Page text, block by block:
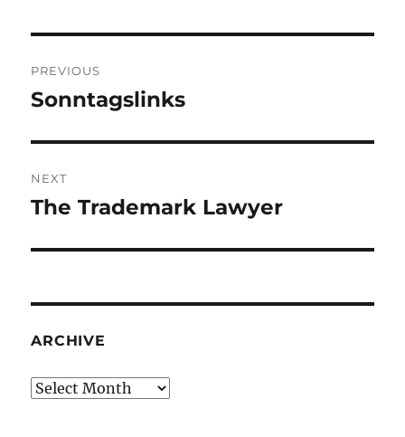
navigation
PREVIOUS
Previous
Sonntagslinks
NEXT
Next
The Trademark Lawyer
ARCHIVE
Archive